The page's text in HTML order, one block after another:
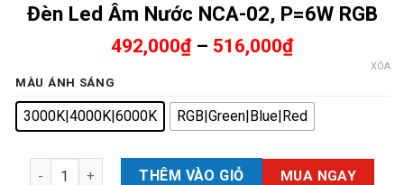
Đèn Led Âm Nước NCA-02, P=6W RGB
492,000₫– 516,000₫
MÀU ÁNH SÁNG
3000K|4000K|6000K RGB|Green|Blue|Red
XÓA
Đèn Led Âm Nước NCA-02, P=6W RGB số lượng
THÊM VÀO GIỎ MUA NGAY